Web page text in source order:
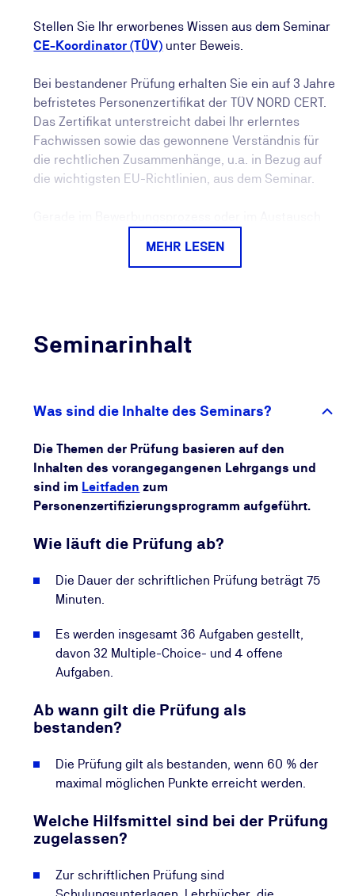
Stellen Sie Ihr erworbenes Wissen aus dem Seminar
CE-Koordinator (TÜV) unter Beweis.
Bei bestandener Prüfung erhalten Sie ein auf 3 Jahre
befristetes Personenzertifikat der TÜV NORD CERT.
Das Zertifikat unterstreicht dabei Ihr erlerntes
Fachwissen sowie das gewonnene Verständnis für
die rechtlichen Zusammenhänge, u.a. in Bezug auf
die wichtigsten EU-Richtlinien, aus dem Seminar.
ist deutlich aussagekräftiger als eine reine
Auch langfristig profitieren Sie: Die TÜV NORD CERT
Ihre Kompetenzen aktuell zu halten. So stellen Sie
Sie Ihre beruflichen Chancen kontinuierlich
ausbauen.
MEHR LESEN
Seminarinhalt
Was sind die Inhalte des Seminars?
Die Themen der Prüfung basieren auf den
Inhalten des vorangegangenen Lehrgangs und
sind im Leitfaden zum
Personenzertifizierungsprogramm aufgeführt.
Wie läuft die Prüfung ab?
Die Dauer der schriftlichen Prüfung beträgt 75
Minuten.
Es werden insgesamt 36 Aufgaben gestellt,
davon 32 Multiple-Choice- und 4 offene
Aufgaben.
Ab wann gilt die Prüfung als
bestanden?
Die Prüfung gilt als bestanden, wenn 60 % der
maximal möglichen Punkte erreicht werden.
Welche Hilfsmittel sind bei der Prüfung
zugelassen?
Zur schriftlichen Prüfung sind